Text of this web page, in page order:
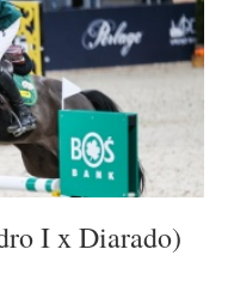
I x Diarado)